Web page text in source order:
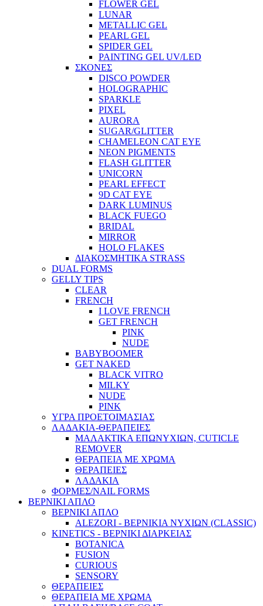
FLOWER GEL
LUNAR
METALLIC GEL
PEARL GEL
SPIDER GEL
PAINTING GEL UV/LED
ΣΚΟΝΕΣ
DISCO POWDER
HOLOGRAPHIC
SPARKLE
PIXEL
AURORA
SUGAR/GLITTER
CHAMELEON CAT EYE
NEON PIGMENTS
FLASH GLITTER
UNICORN
PEARL EFFECT
9D CAT EYE
DARK LUMINUS
BLACK FUEGO
BRIDAL
MIRROR
HOLO FLAKES
ΔΙΑΚΟΣΜΗΤΙΚΑ STRASS
DUAL FORMS
GELLY TIPS
CLEAR
FRENCH
I LOVE FRENCH
GET FRENCH
PINK
NUDE
BABYBOOMER
GET NAKED
BLACK VITRO
MILKY
NUDE
PINK
ΥΓΡΑ ΠΡΟΕΤΟΙΜΑΣΙΑΣ
ΛΑΔΑΚΙΑ-ΘΕΡΑΠΕΙΕΣ
ΜΑΛΑΚΤΙΚΑ ΕΠΩΝΥΧΙΩΝ, CUTICLE
REMOVER
ΘΕΡΑΠΕΙΑ ΜΕ ΧΡΩΜΑ
ΘΕΡΑΠΕΙΕΣ
ΛΑΔΑΚΙΑ
ΦΟΡΜΕΣ/NAIL FORMS
ΒΕΡΝΙΚΙ ΑΠΛΟ
ΒΕΡΝΙΚΙ ΑΠΛΟ
ALEZORI - ΒΕΡΝΙΚΙΑ ΝΥΧΙΩΝ (CLASSIC)
KINETICS - ΒΕΡΝΙΚΙ ΔΙΑΡΚΕΙΑΣ
BOTANICA
FUSION
CURIOUS
SENSORY
ΘΕΡΑΠΕΙΕΣ
ΘΕΡΑΠΕΙΑ ΜΕ ΧΡΩΜΑ